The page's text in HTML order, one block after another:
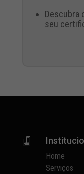
Descubra
seu

Home
Serviços